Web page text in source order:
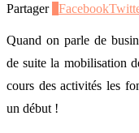
Partager Facebook
Quand on parle de
de suite la mobilisation
cours des activités les
un début !